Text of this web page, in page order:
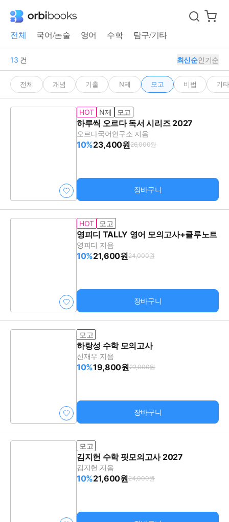
전체 국어/논술 영어 수학 탐구/기타
13 건 최신순인기순
전체 개념 기출 N제 모고 비법 기타
HOT N제 모고
하루씩 오르다 독서 시리즈 2027
오르다국어연구소 지음
10%23,400원26,000원
장바구니
HOT 모고
영피디 TALLY 영어 모의고사+클루노트
영피디 지음
10%21,600원24,000원
장바구니
모고
하랑성 수학 모의고사
신재우 지음
10%19,800원22,000원
장바구니
모고
김지헌 수학 핏모의고사 2027
김지헌 지음
10%21,600원24,000원